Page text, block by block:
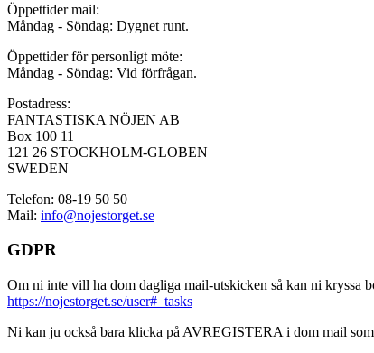
Öppettider mail:
Måndag - Söndag: Dygnet runt.
Öppettider för personligt möte:
Måndag - Söndag: Vid förfrågan.
Postadress:
FANTASTISKA NÖJEN AB
Box 100 11
121 26 STOCKHOLM-GLOBEN
SWEDEN
Telefon: 08-19 50 50
Mail: info@nojestorget.se
GDPR
Om ni inte vill ha dom dagliga mail-utskicken så kan ni kryssa
https://nojestorget.se/user#_tasks
Ni kan ju också bara klicka på AVREGISTERA i dom mail